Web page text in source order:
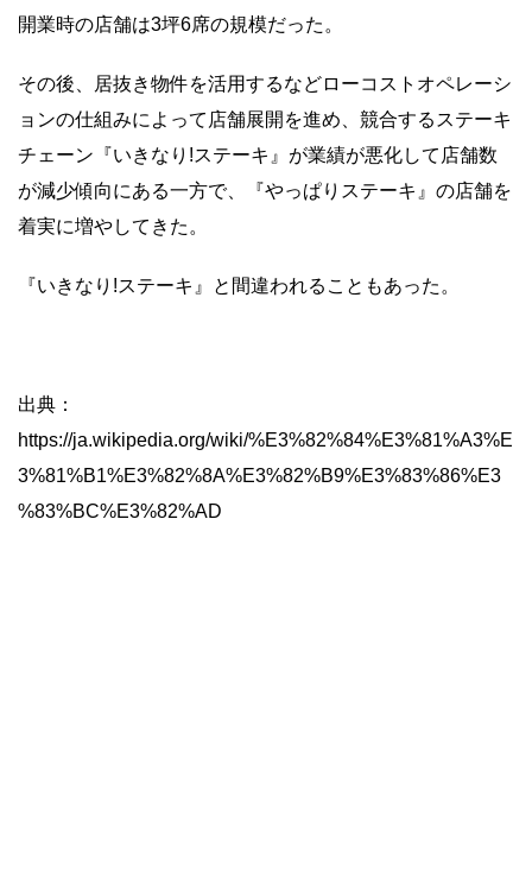
開業時の店舗は3坪6席の規模だった。
その後、居抜き物件を活用するなどローコストオペレーシ
ョンの仕組みによって店舗展開を進め、競合するステーキ
チェーン『いきなり!ステーキ』が業績が悪化して店舗数
が減少傾向にある一方で、『やっぱりステーキ』の店舗を
着実に増やしてきた。
『いきなり!ステーキ』と間違われることもあった。
出典：
https://ja.wikipedia.org/wiki/%E3%82%84%E3%81%A3%E
3%81%B1%E3%82%8A%E3%82%B9%E3%83%86%E3
%83%BC%E3%82%AD